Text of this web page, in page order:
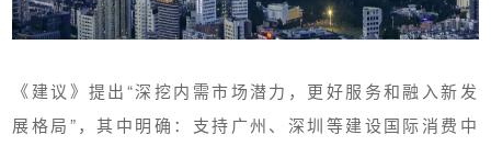
《建议》提出“深挖内需市场潜力，更好服务和融入新发
展格局”，其中明确：支持广州、深圳等建设国际消费中